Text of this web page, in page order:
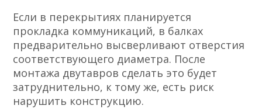
Если в перекрытиях планируется
прокладка коммуникаций, в балках
предварительно высверливают отверстия
соответствующего диаметра. После
монтажа двутавров сделать это будет
затруднительно, к тому же, есть риск
нарушить конструкцию.